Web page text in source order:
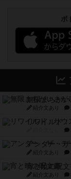
ボ
無限まちがい
紹介文あり
リワイルド
アンダー・
紹介文あり
宵と暁の呪文
紹介文あり